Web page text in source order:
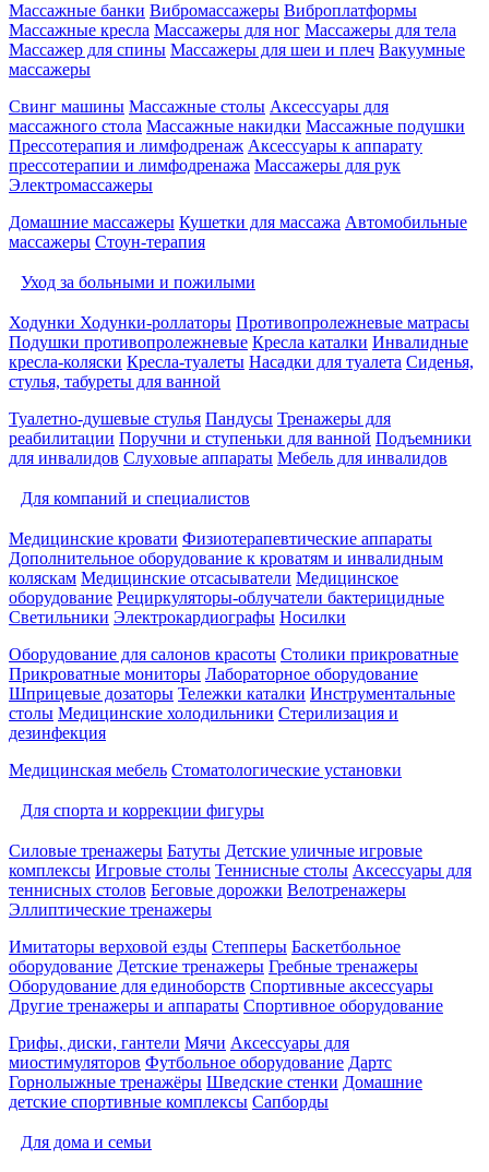
Массажные банки Вибромассажеры Виброплатформы
Массажные кресла Массажеры для ног Массажеры для тела
Массажер для спины Массажеры для шеи и плеч Вакуумные
массажеры
Свинг машины Массажные столы Аксессуары для
массажного стола Массажные накидки Массажные подушки
Прессотерапия и лимфодренаж Аксессуары к аппарату
прессотерапии и лимфодренажа Массажеры для рук
Электромассажеры
Домашние массажеры Кушетки для массажа Автомобильные
массажеры Стоун-терапия
Уход за больными и пожилыми
Ходунки Ходунки-роллаторы Противопролежневые матрасы
Подушки противопролежневые Кресла каталки Инвалидные
кресла-коляски Кресла-туалеты Насадки для туалета Сиденья,
стулья, табуреты для ванной
Туалетно-душевые стулья Пандусы Тренажеры для
реабилитации Поручни и ступеньки для ванной Подъемники
для инвалидов Слуховые аппараты Мебель для инвалидов
Для компаний и специалистов
Медицинские кровати Физиотерапевтические аппараты
Дополнительное оборудование к кроватям и инвалидным
коляскам Медицинские отсасыватели Медицинское
оборудование Рециркуляторы-облучатели бактерицидные
Светильники Электрокардиографы Носилки
Оборудование для салонов красоты Столики прикроватные
Прикроватные мониторы Лабораторное оборудование
Шприцевые дозаторы Тележки каталки Инструментальные
столы Медицинские холодильники Стерилизация и
дезинфекция
Медицинская мебель Стоматологические установки
Для спорта и коррекции фигуры
Силовые тренажеры Батуты Детские уличные игровые
комплексы Игровые столы Теннисные столы Аксессуары для
теннисных столов Беговые дорожки Велотренажеры
Эллиптические тренажеры
Имитаторы верховой езды Степперы Баскетбольное
оборудование Детские тренажеры Гребные тренажеры
Оборудование для единоборств Спортивные аксессуары
Другие тренажеры и аппараты Спортивное оборудование
Грифы, диски, гантели Мячи Аксессуары для
миостимуляторов Футбольное оборудование Дартс
Горнолыжные тренажёры Шведские стенки Домашние
детские спортивные комплексы Сапборды
Для дома и семьи